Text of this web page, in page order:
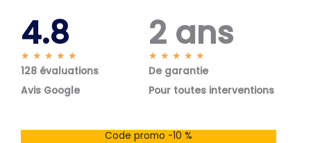
4.8
★ ★ ★ ★ ★
o
s
128 évaluations
Avis Google
2 ans
★ ★ ★ ★ ★
o
s
De garantie
Pour toutes interventions
Code promo -10 %